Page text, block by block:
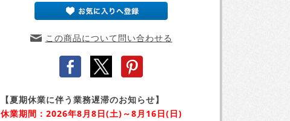
この商品について問い合わせる
【夏期休業に伴う業務遅滞のお知らせ】
休業期間：2026年8月8日(土)～8月16日(日)